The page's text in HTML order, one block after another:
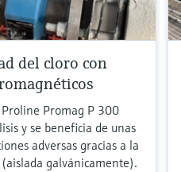
del cloro con
Promag P 300
y se beneficia de unas
adversas gracias a la
galvánicamente).